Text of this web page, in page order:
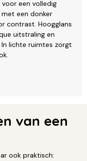
een volledig
een donker
contrast. Hoogglans
uitstraling en
lichte ruimtes zorgt
van een
ook praktisch: